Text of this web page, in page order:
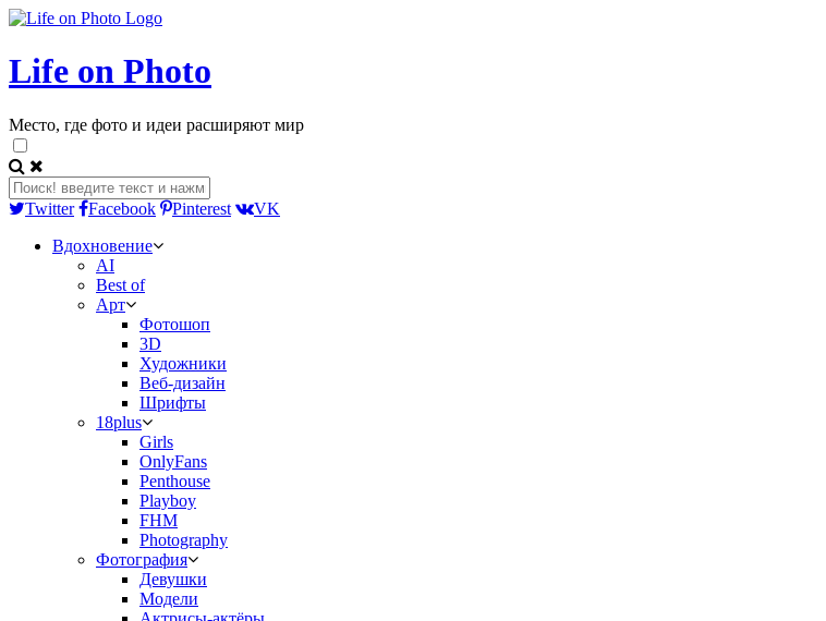
Life on Photo
Место, где фото и идеи расширяют мир
Twitter Facebook Pinterest
VK
Вдохновение
AI
Best of
Арт
Фотошоп
3D
Художники
Веб-дизайн
Шрифты
18plus
Girls
OnlyFans
Penthouse
Playboy
FHM
Photography
Фотография
Девушки
Модели